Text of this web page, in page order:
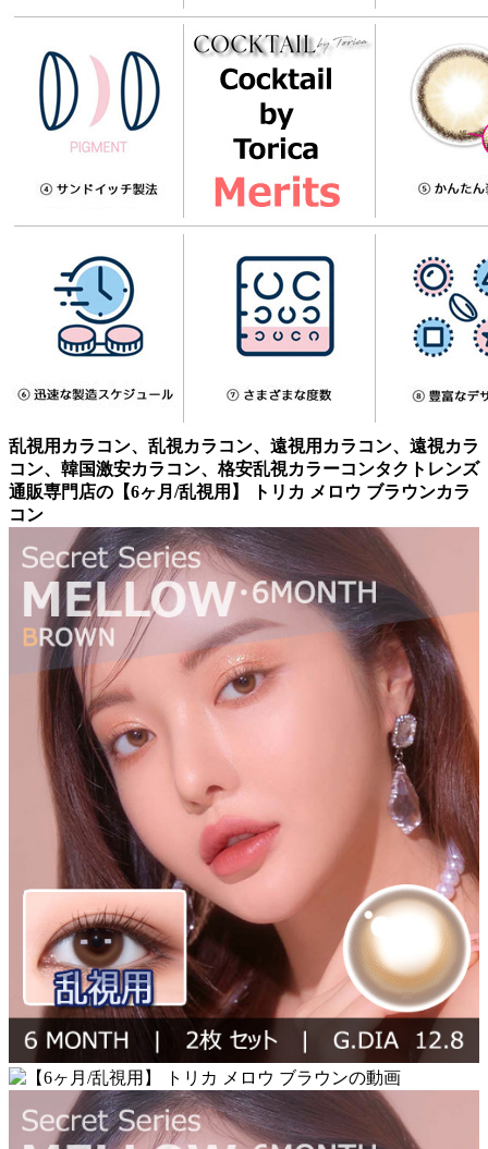
乱視用カラコン、乱視カラコン、遠視用カラコン、遠視カラ
コン、韓国激安カラコン、格安乱視カラーコンタクトレンズ
通販専門店の【6ヶ月/乱視用】 トリカ メロウ ブラウンカラ
コン